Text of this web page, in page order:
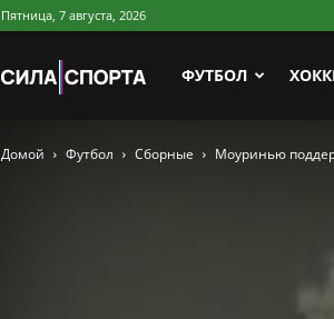
Пятница, 7 августа, 2026
Сила
Спорта
ФУТБОЛ
Домой Футбол Сборные Моуринью